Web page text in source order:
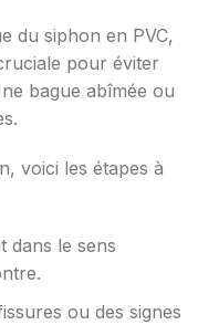
du siphon en PVC,
pour éviter
bague abîmée ou
voici les étapes à
dans le sens
ou des signes